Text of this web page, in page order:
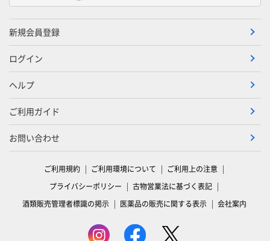
新規会員登録
ログイン
ヘルプ
ご利用ガイド
お問い合わせ
ご利用規約 ご利用環境について
ご利用上の注意
プライバシーポリシー
古物営業法に基づく表記
酒類販売管理者標識の掲示
医薬品の販売に関する表示 会社案内